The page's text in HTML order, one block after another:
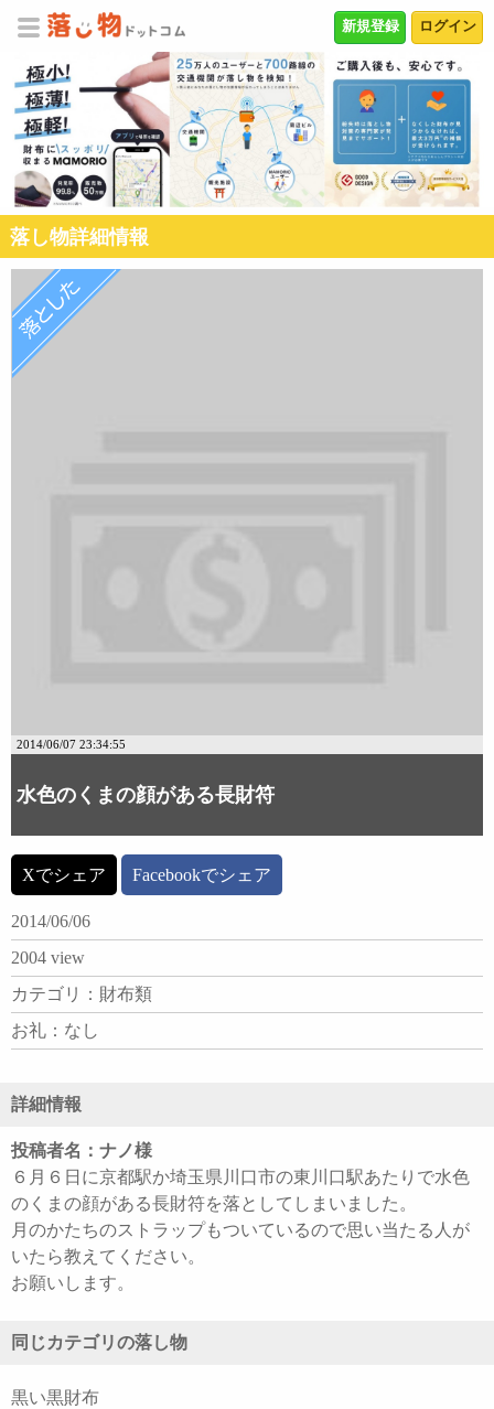
ログイン
新規登録
落し物詳細情報
2014/06/07 23:34:55
水色のくまの顔がある長財符
Xでシェア Facebookでシェア
2014/06/06
2004 view
カテゴリ：財布類
お礼：なし
詳細情報
投稿者名：ナノ様
６月６日に京都駅か埼玉県川口市の東川口駅あたりで水色
のくまの顔がある長財符を落としてしまいました。
月のかたちのストラップもついているので思い当たる人が
いたら教えてください。
お願いします。
同じカテゴリの落し物
黒い黒財布